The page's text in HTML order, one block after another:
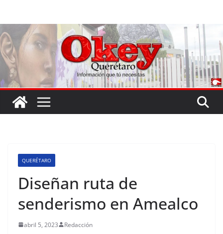
contenido
QUERÉTARO
Diseñan ruta de
senderismo en Amealco
abril 5, 2023 Redacción